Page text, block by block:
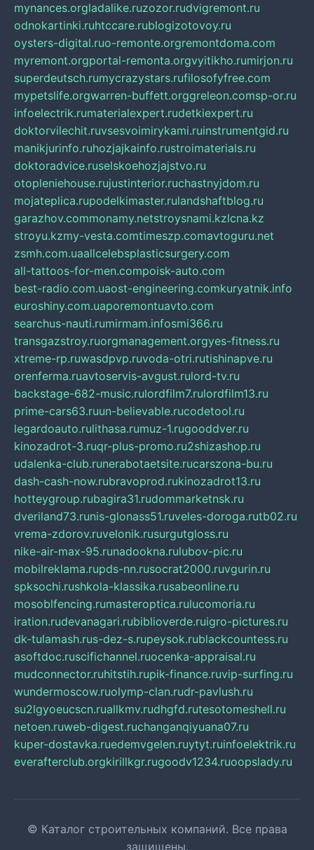
mynances.orgladalike.ruzozor.rudvigremont.ru
odnokartinki.ruhtccare.rublogizotovoy.ru
oysters-digital.ruo-remonte.orgremontdoma.com
myremont.orgportal-remonta.orgvyitikho.rumirjon.ru
superdeutsch.rumycrazystars.rufilosofyfree.com
mypetslife.orgwarren-buffett.orggreleon.comsp-or.ru
infoelectrik.rumaterialexpert.rudetkiexpert.ru
doktorvilechit.ruvsesvoimirykami.ruinstrumentgid.ru
manikjurinfo.ruhozjajkainfo.rustroimaterials.ru
doktoradvice.ruselskoehozjajstvo.ru
otopleniehouse.rujustinterior.ruchastnyjdom.ru
mojateplica.rupodelkimaster.rulandshaftblog.ru
garazhov.commonamy.netstroysnami.kzlcna.kz
stroyu.kzmy-vesta.comtimeszp.comavtoguru.net
zsmh.com.uaallcelebsplasticsurgery.com
all-tattoos-for-men.compoisk-auto.com
best-radio.com.uaost-engineering.comkuryatnik.info
euroshiny.com.uaporemontuavto.com
searchus-nauti.rumirmam.infosmi366.ru
transgazstroy.ruorgmanagement.orgyes-fitness.ru
xtreme-rp.ruwasdpvp.ruvoda-otri.rutishinapve.ru
orenferma.ruavtoservis-avgust.rulord-tv.ru
backstage-682-music.rulordfilm7.rulordfilm13.ru
prime-cars63.ruun-believable.rucodetool.ru
legardoauto.rulithasa.rumuz-1.rugooddver.ru
kinozadrot-3.ruqr-plus-promo.ru2shizashop.ru
udalenka-club.runerabotaetsite.rucarszona-bu.ru
dash-cash-now.rubravoprod.rukinozadrot13.ru
hotteygroup.rubagira31.rudommarketnsk.ru
dveriland73.runis-glonass51.ruveles-doroga.rutb02.ru
vrema-zdorov.ruvelonik.rusurgutgloss.ru
nike-air-max-95.runadookna.rulubov-pic.ru
mobilreklama.rupds-nn.rusocrat2000.ruvgurin.ru
spksochi.rushkola-klassika.rusabeonline.ru
mosoblfencing.rumasteroptica.rulucomoria.ru
iration.rudevanagari.rubiblioverde.ruigro-pictures.ru
dk-tulamash.rus-dez-s.rupeysok.rublackcountess.ru
asoftdoc.ruscifichannel.ruocenka-appraisal.ru
mudconnector.ruhitstih.rupik-finance.ruvip-surfing.ru
wundermoscow.ruolymp-clan.rudr-pavlush.ru
su2lgyoeucscn.ruallkmv.rudhgfd.rutesotomeshell.ru
netoen.ruweb-digest.ruchanganqiyuana07.ru
kuper-dostavka.ruedemvgelen.ruytyt.ruinfoelektrik.ru
everafterclub.orgkirillkgr.rugoodv1234.ruoopslady.ru
© Каталог строительных компаний. Все права
защищены.